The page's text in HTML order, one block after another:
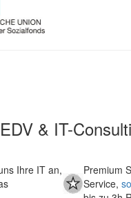
& IT-
Ihre IT an,
Premium
Service,